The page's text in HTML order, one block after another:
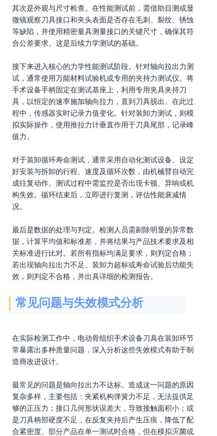
其次是外观与尺寸检查。在性能测试前，需借助目测或显
微镜观察刀具接口和夹头表面是否存在毛刺、裂纹、锈蚀
等缺陷，并使用精密量具测量接口的关键尺寸，确保其符
合公差要求。这是后续力学测试的基础。
接下来进入核心的力学性能测试阶段。针对轴向拉出力测
试，通常使用万能材料试验机或专用的夹持力测试仪。将
手术设备手柄固定在测试基座上，利用专用夹具夹持刀
具，以恒定的速率施加轴向拉力，直到刀具脱出。在此过
程中，传感器实时记录力值变化。针对装卸力测试，则模
拟实际操作，使用推拉力计垂直作用于刀具尾部，记录峰
值力。
对于装卸循环寿命测试，通常采用自动化测试设备。设定
好安装与拆卸的行程、速度及循环次数，由机械臂自动完
成往复动作。测试过程中需监控是否出现卡顿、异响或机
构失效。循环结束后，立即进行复测，评估性能衰减情
况。
最后是数据的处理与判定。检测人员需剔除明显的异常数
据，计算平均值和标准差，并将结果与产品技术要求及相
关标准进行比对。若所有指标均满足要求，则判定合格；
若出现轴向拉出力不足、装卸力超标或寿命试验后功能失
效，则判定不合格，并出具详细的检测报告。
常见问题与失效模式分析
在实际检测工作中，电动骨组织手术设备刀具在装卸环节
常暴露出多种质量问题，深入分析这些失效模式有助于制
造商改进设计。
最常见的问题是轴向拉出力不达标。造成这一问题的原因
复杂多样，主要包括：夹紧机构弹簧力不足，无法提供足
够的正压力；接口几何形状误差大，导致接触面积小；或
是刀具柄部硬度不足，在反复夹持后产生压痕，降低了配
合紧密度。部分产品在单一测试时合格，但在模拟灭菌或